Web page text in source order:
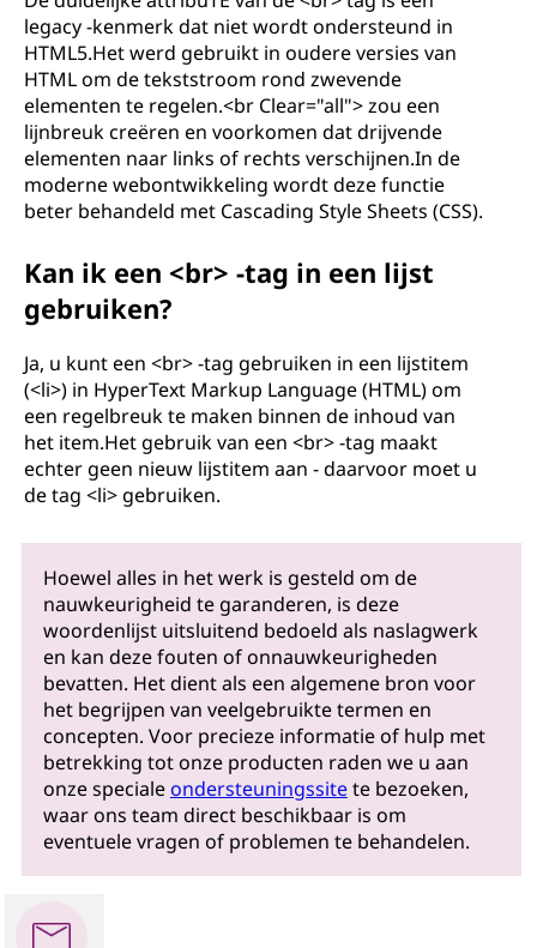
legacy -kenmerk dat niet wordt ondersteund in
HTML5.Het werd gebruikt in oudere versies van
HTML om de tekststroom rond zwevende
elementen te regelen.<br Clear="all"> zou een
lijnbreuk creëren en voorkomen dat drijvende
elementen naar links of rechts verschijnen.In de
moderne webontwikkeling wordt deze functie
beter behandeld met Cascading Style Sheets (CSS).
Kan ik een <br> -tag in een lijst
gebruiken?
Ja, u kunt een <br> -tag gebruiken in een lijstitem
(<li>) in HyperText Markup Language (HTML) om
een ​​regelbreuk te maken binnen de inhoud van
het item.Het gebruik van een <br> -tag maakt
echter geen nieuw lijstitem aan - daarvoor moet u
de tag <li> gebruiken.
Hoewel alles in het werk is gesteld om de
nauwkeurigheid te garanderen, is deze
woordenlijst uitsluitend bedoeld als naslagwerk
en kan deze fouten of onnauwkeurigheden
bevatten. Het dient als een algemene bron voor
het begrijpen van veelgebruikte termen en
concepten. Voor precieze informatie of hulp met
betrekking tot onze producten raden we u aan
onze specialeondersteuningssitete bezoeken,
waar ons team direct beschikbaar is om
eventuele vragen of problemen te behandelen.